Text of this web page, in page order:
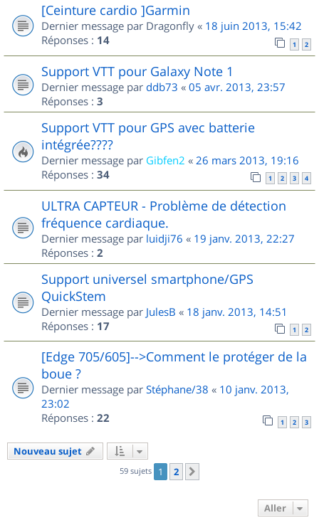
[Ceinture cardio ]Garmin
Dernier message par Dragonfly « 18 juin 2013, 15:42
Réponses : 14 1 2
Support VTT pour Galaxy Note 1
Dernier message par ddb73 « 05 avr. 2013, 23:57
Réponses : 3
Support VTT pour GPS avec batterie
intégrée????
Dernier message par Gibfen2 « 26 mars 2013, 19:16
Réponses : 34 1 2 3 4
ULTRA CAPTEUR - Problème de détection
fréquence cardiaque.
Dernier message par luidji76 « 19 janv. 2013, 22:27
Réponses : 2
Support universel smartphone/GPS
QuickStem
Dernier message par JulesB « 18 janv. 2013, 14:51
Réponses : 17 1 2
[Edge 705/605]-->Comment le protéger de la
boue ?
Dernier message par Stéphane/38 « 10 janv. 2013,
23:02
Réponses : 22 1 2 3
Nouveau sujet
59 sujets 1 2
Aller